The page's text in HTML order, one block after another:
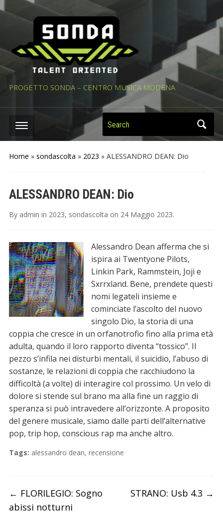
PROGETTO SONDA – CENTRO MUSICA MODENA
Search
Home » sondascolta » 2023 » ALESSANDRO DEAN: Dio
ALESSANDRO DEAN: Dio
By admin in 2023, sondascolta on 24 Maggio 2023.
Alessandro Dean afferma che si
ispira ai Twentyone Pilots,
Linkin Park, Rammstein, Joji e
Sxrrxland. Bene, prendete questi
nomi legateli insieme e
cominciate l’ascolto del nuovo
singolo Dio, la storia di una
coppia che cresce in un orfanotrofio fino alla prima età
adulta, quando il loro rapporto diventa “tossico”. Il
pezzo s’infila nei disturbi mentali, il suicidio, l’abuso di
sostanze, le relazioni di coppia che racchiudono la
difficoltà (a volte) di interagire col prossimo. Un velo di
dolore si stende sul brano ma alla fine un raggio di
speranza si può intravedere all’orizzonte. A proposito
del genere musicale, siamo dalle parti dell’alternative
pop, trip hop, conscious rap ma anche altro.
Tags: alessandro dean, recensione
← FLORILEGIO: Sogno
abissi notturni
STRANO: Usb 4.3 →